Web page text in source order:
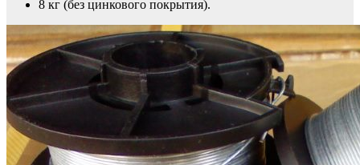
8 кг (без цинкового покрытия).